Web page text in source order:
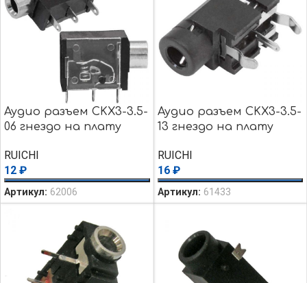
Аудио разъем CKX3-3.5-
06 гнездо на плату
RUICHI
12 ₽
Артикул: 62006
Аудио разъем CKX3-3.5-
13 гнездо на плату
RUICHI
16 ₽
Артикул: 61433